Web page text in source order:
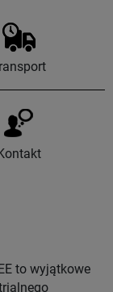
Kontakt
to wyjątkowe